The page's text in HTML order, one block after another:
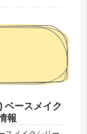
ベースメイク
報